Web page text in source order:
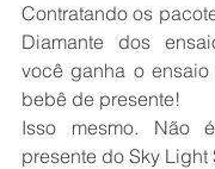
Contratando os
Diamante dos
você ganha o
bebê de presente!
Isso mesmo. Não
presente do Sky